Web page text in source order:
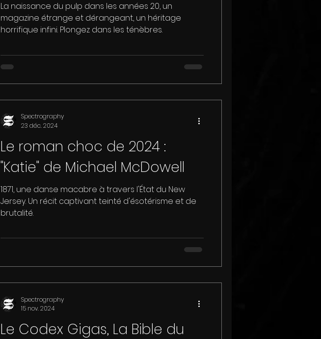
La naissance du pulp dans les années 20, un
magazine étrange et dérangeant, un héritage
horrifique infini. Plongez dans les ténèbres.
Le roman choc de 2024 :
"Katie" de Michael McDowell
1871, une danse macabre à travers l'État du New
Jersey. Un récit captivant teinté d'ésotérisme et de
brutalité.
Spectrography
23 déc. 2024
Le Codex Gigas, La Bible du
Spectrography
15 nov. 2024